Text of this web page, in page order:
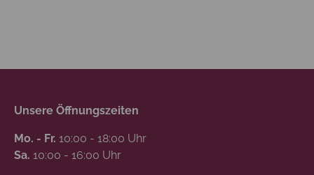
Unsere Öffnungszeiten
Mo. - Fr. 10:00 - 18:00 Uhr
Sa. 10:00 - 16:00 Uhr